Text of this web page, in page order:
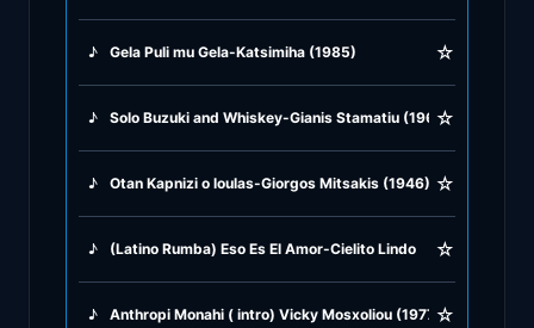
♪ Gela Puli mu Gela-Katsimiha (1985) ☆
♪ Solo Buzuki and Whiskey-Gianis Stamatiu (1969)
☆
♪ Otan Kapnizi o loulas-Giorgos Mitsakis (1946) ☆
♪ (Latino Rumba) Eso Es El Amor-Cielito Lindo -Amor Amor-
☆
♪ Anthropi Monahi ( intro) Vicky Mosxoliou (1977)☆